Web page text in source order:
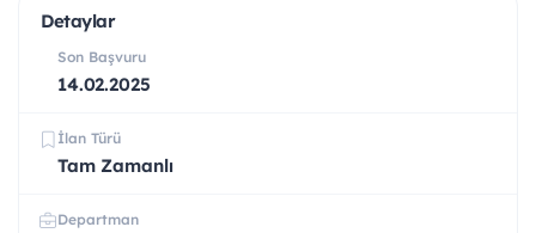
Detaylar
Son Başvuru
14.02.2025
İlan Türü
Tam Zamanlı
Departman